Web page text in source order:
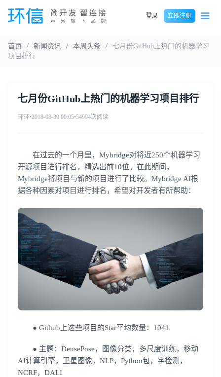
登录 立即注册
首页 / 新闻资讯 / 本周头条 /
七月份GitHub上热门的机器学习
项目排行
七月份GitHub上热门的机器学习项目排行
环环•2018-08-30 00:05•54994次阅读
在过去的一个月里，Mybridge对将近250个机器学习
开源项目进行排名，精选出前10位。在此期间，
Mybridge将项目与新的项目进行了比较。Mybridge AI根
据各种因素对项目进行排名，希望对开发者有所帮助：
● Github上这些项目的Star平均数量：1041
● 主题：DensePose，图像分类，多尺度训练，移动
AI计算引擎，卫星图像，NLP，Python包，字检测，
NCRF，DALI